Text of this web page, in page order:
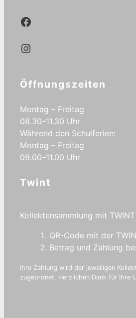
Kath.Dietlikon Facebook
Kath.Dietlikon Instagram
Öffnungszeiten
Montag – Freitag
08.30–11.30 Uhr
Während den Schulferien:
Montag – Freitag
09.00–11.00 Uhr
Twint
Kollektensammlung mit
QR-Code mit der
Betrag und Zahlung
Ihre Zahlung wird der jeweiligen
zugeordnet. Herzlichen Dank für Ihre